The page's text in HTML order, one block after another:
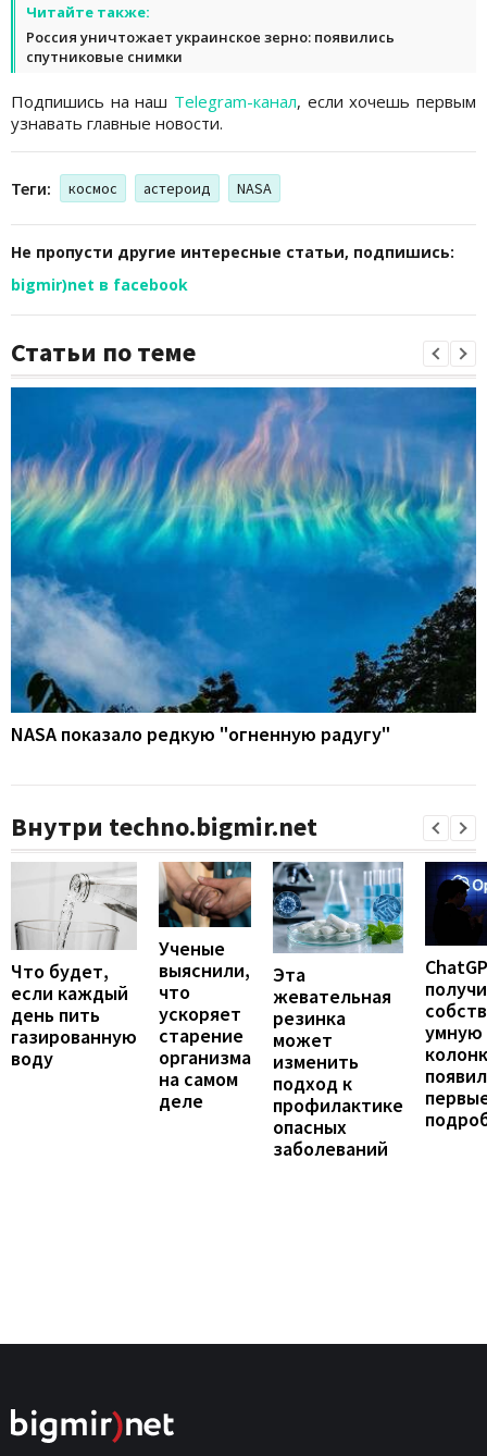
Читайте также:
Россия уничтожает украинское зерно: появились
спутниковые снимки
Подпишись на наш Telegram-канал, если хочешь первым
узнавать главные новости.
Теги: космос астероид NASA
Не пропусти другие интересные статьи, подпишись:
bigmir)net в facebook
Статьи по теме
NASA показало редкую "огненную радугу"
Внутри techno.bigmir.net
Что будет,
если каждый
день пить
газированную
воду
Ученые
выяснили,
что
ускоряет
старение
организма
на самом
деле
Эта
жевательная
резинка
может
изменить
подход к
профилактике
опасных
заболеваний
умную